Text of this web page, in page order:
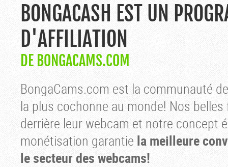
BONGACASH EST UN
D'AFFILIATION
DE BONGACAMS.COM
BongaCams.com est la communauté
la plus cochonne au monde! Nos belles
derrière leur webcam et notre concept
monétisation garantie la meilleure
le secteur des webcams!